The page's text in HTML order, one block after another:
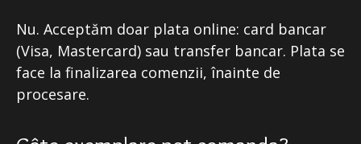
Nu. Acceptăm doar plata online: card bancar
(Visa, Mastercard) sau transfer bancar. Plata se
face la finalizarea comenzii, înainte de
procesare.